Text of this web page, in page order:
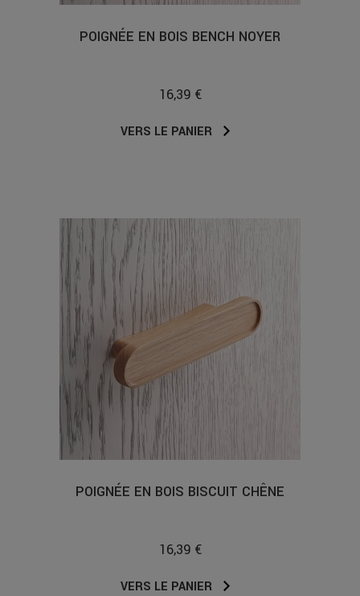
POIGNÉE EN BOIS BENCH NOYER
16,39 €
VERS LE PANIER
POIGNÉE EN BOIS BISCUIT CHÊNE
16,39 €
VERS LE PANIER